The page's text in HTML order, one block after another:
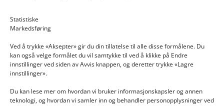
Statistiske
Markedsføring
Ved å trykke «Aksepter» gir du din tillatelse til alle disse formålene. Du
kan også velge formålet du vil samtykke til ved å klikke på Endre
innstillinger ved siden av Avvis knappen, og deretter trykke «Lagre
innstillinger».
Du kan lese mer om hvordan vi bruker informasjonskapsler og annen
teknologi, og hvordan vi samler inn og behandler personopplysninger ved
INFORMASJON